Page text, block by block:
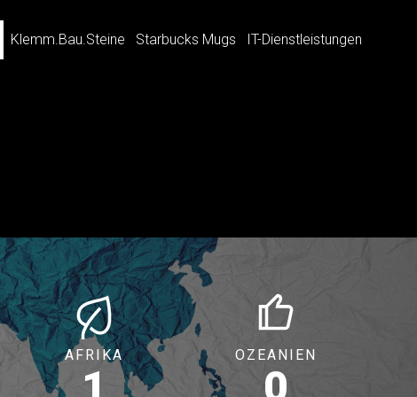
Klemm.Bau.Steine Starbucks Mugs IT-Dienstleistungen
AFRIKA
1
OZEANIEN
0